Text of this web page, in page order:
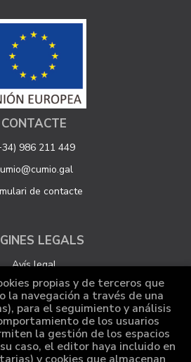
CONTACTE
986 211 449
de contacte
LEGALS
Avís legal
de dades
de Cookies
de Cookies
propias y de terceros que
la navegación a través de una
para el seguimiento y análisis
de los usuarios
la gestión de los espacios
caso, el editor haya incluido en